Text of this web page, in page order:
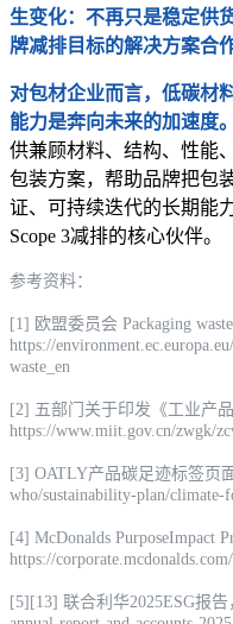
生变化：不再只是稳定供
牌减排目标的解决方案合
对包材企业而言，低碳材
能力是奔向未来的加速度。
供兼顾材料、结构、性能
包装方案，帮助品牌把包
证、可持续迭代的长期能
Scope 3减排的核心伙伴。
参考资料：
[1] 欧盟委员会 Packaging waste
https://
waste_en
[2] 五部门关于印发《工业产
https://www.miit.gov.cn/zwgk/
[3] OATLY产品碳足迹标签页
who/sustainability-plan/climate-
[4] McDonalds PurposeImpact
https://
[5][13] 联合利华2025ESG报告